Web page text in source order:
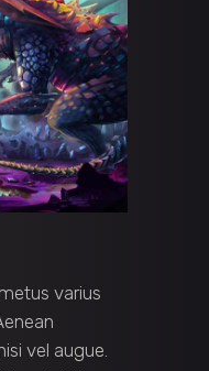
varius
vel augue.